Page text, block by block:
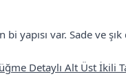
bi yapısı var. Sade ve
Detaylı Alt Üst İkili